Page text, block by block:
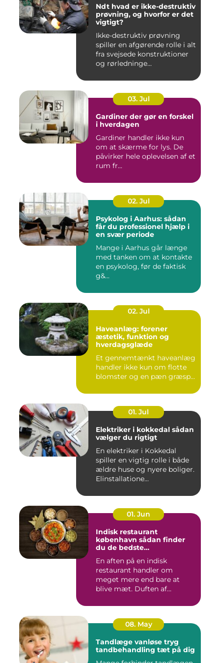
Ndt hvad er ikke-destruktiv
prøvning, og hvorfor er det
vigtigt?
Ikke-destruktiv prøvning
spiller en afgørende rolle i alt
fra svejsede konstruktioner
og rørledninge...
03. Jul
Gardiner der gør en forskel
i hverdagen
Gardiner handler ikke kun
om at skærme for lys. De
påvirker hele oplevelsen af et
rum fr...
02. Jul
Psykolog i Aarhus: sådan
får du professionel hjælp i
en svær periode
Mange i Aarhus går længe
med tanken om at kontakte
en psykolog, før de faktisk
g&...
02. Jul
Haveanlæg: forener
æstetik, funktion og
hverdagsglæde
Et gennemtænkt haveanlæg
handler ikke kun om flotte
blomster og en pæn græsp...
01. Jul
Elektriker i kokkedal sådan
vælger du rigtigt
En elektriker i Kokkedal
spiller en vigtig rolle i både
ældre huse og nyere boliger.
Elinstallatione...
01. Jun
Indisk restaurant
københavn sådan finder
du de bedste
En aften på en indisk
restaurant handler om
meget mere end bare at
blive mæt. Duften af
08. May
Tandlæge vanløse tryg
tandbehandling tæt på dig